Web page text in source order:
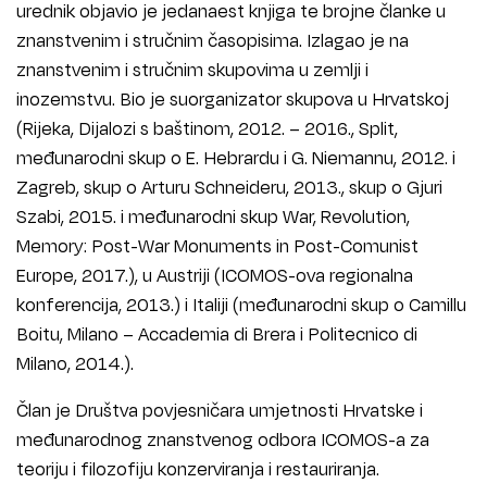
urednik objavio je jedanaest knjiga te brojne članke u
znanstvenim i stručnim časopisima. Izlagao je na
znanstvenim i stručnim skupovima u zemlji i
inozemstvu. Bio je suorganizator skupova u Hrvatskoj
(Rijeka, Dijalozi s baštinom, 2012. – 2016., Split,
međunarodni skup o E. Hebrardu i G. Niemannu, 2012. i
Zagreb, skup o Arturu Schneideru, 2013., skup o Gjuri
Szabi, 2015. i međunarodni skup War, Revolution,
Memory: Post-War Monuments in Post-Comunist
Europe, 2017.), u Austriji (ICOMOS-ova regionalna
konferencija, 2013.) i Italiji (međunarodni skup o Camillu
Boitu, Milano – Accademia di Brera i Politecnico di
Milano, 2014.).
Član je Društva povjesničara umjetnosti Hrvatske i
međunarodnog znanstvenog odbora ICOMOS-a za
teoriju i filozofiju konzerviranja i restauriranja.